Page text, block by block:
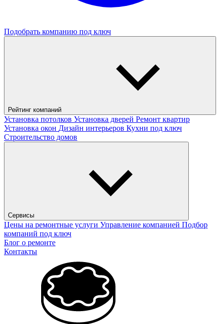
Подобрать компанию под ключ
Рейтинг компаний
Установка потолков Установка дверей Ремонт квартир
Установка окон Дизайн интерьеров Кухни под ключ
Строительство домов
Сервисы
Цены на ремонтные услуги Управление компанией Подбор
компаний под ключ
Блог о ремонте
Контакты